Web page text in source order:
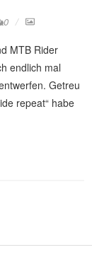
0
MTB Rider
endlich mal
Getreu
repeat“ habe